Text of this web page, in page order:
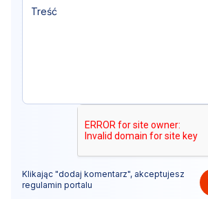
Klikając "dodaj komentarz", akceptujesz
regulamin portalu